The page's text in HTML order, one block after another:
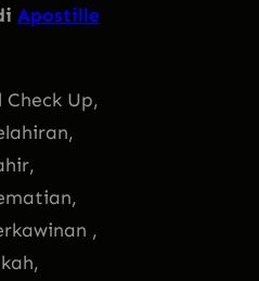
Apostille
Up,
,